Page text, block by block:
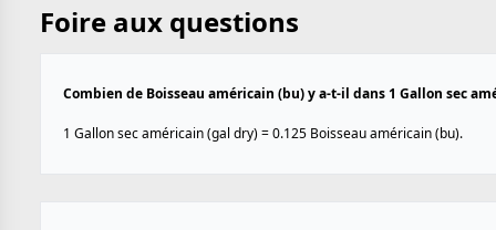
Foire aux questions
Combien de Boisseau américain (bu) y a-t-il dans 1 Gallon sec
1 Gallon sec américain (gal dry) = 0.125 Boisseau américain (bu).